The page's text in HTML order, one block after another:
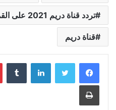
تردد قناة دريم 2021 على القمر الصناعي نايل سات
قناة دريم
لينكدإن
طباعة